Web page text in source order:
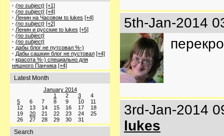
· (no subject) [+1]
· (no subject) [+4]
· Ленин на Часовом to lukes [+4]
· (no subject) [+2]
· Ленин и русские to lukes [+5]
· (no subject)
· (no subject)
· дабы блог не путсовал %-)
· Дабы сашкин блог не пустовал [+4]
· красота %-) специально для
няшного Панчика [+4]
Latest Month
January 2014
1
2 3
4
5
6 7 8 9 10
11
12
13 14 15 16 17
18
19
20 21 22 23 24
25
26
27 28 29 30 31
Search
5th-Jan-2014
3rd-Jan-2014
lukes